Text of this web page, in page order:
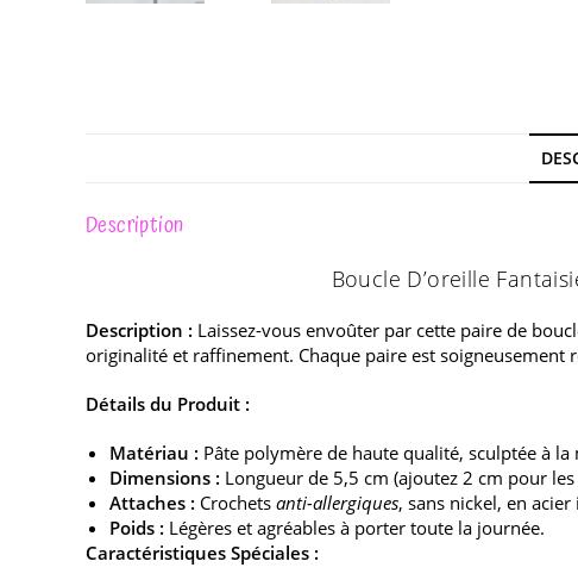
Description
Boucle D’oreille
Description : Laissez-vous envoûter par cette paire de
originalité et raffinement. Chaque paire est
Détails du Produit :
Matériau : Pâte polymère de haute qualité, sculptée à
Dimensions : Longueur de 5,5 cm (ajoutez 2 cm pour les
Attaches : Crochets anti-allergiques, sans nickel, en
Poids : Légères et agréables à porter toute la journée.
Caractéristiques Spéciales :